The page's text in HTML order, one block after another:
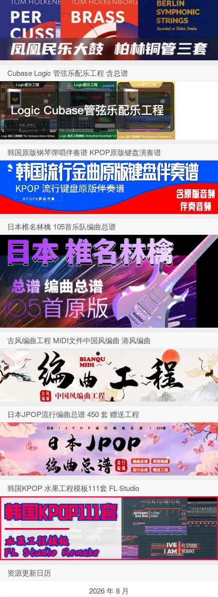
Cubase Logic 管弦乐配乐工程 含总谱
韩国原版钢琴弹唱伴奏谱 KPOP原版键盘演奏谱
日本椎名林檎 105首乐队编曲总谱
古风编曲工程 MIDI文件中国风编曲 港风编曲
日本JPOP流行编曲总谱 450 套 赠送工程
韩国KPOP 水果工程模板111套 FL Studio
资源更新日历
2026 年 8 月